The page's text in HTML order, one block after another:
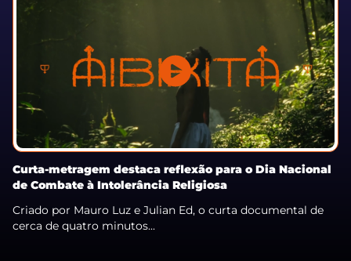
Curta-metragem destaca reflexão para o Dia Nacional
de Combate à Intolerância Religiosa
Criado por Mauro Luz e Julian Ed, o curta documental de
cerca de quatro minutos...